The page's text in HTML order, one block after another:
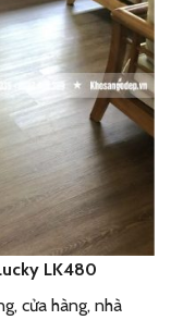
LK480
cửa hàng, nhà